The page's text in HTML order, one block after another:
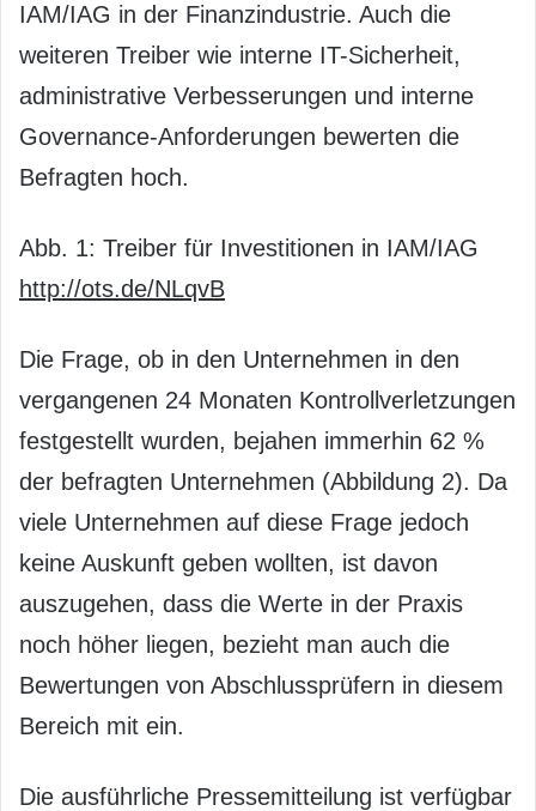
IAM/IAG in der Finanzindustrie. Auch die
weiteren Treiber wie interne IT-Sicherheit,
administrative Verbesserungen und interne
Governance-Anforderungen bewerten die
Befragten hoch.
Abb. 1: Treiber für Investitionen in IAM/IAG
http://ots.de/NLqvB
Die Frage, ob in den Unternehmen in den
vergangenen 24 Monaten Kontrollverletzungen
festgestellt wurden, bejahen immerhin 62 %
der befragten Unternehmen (Abbildung 2). Da
viele Unternehmen auf diese Frage jedoch
keine Auskunft geben wollten, ist davon
auszugehen, dass die Werte in der Praxis
noch höher liegen, bezieht man auch die
Bewertungen von Abschlussprüfern in diesem
Bereich mit ein.
Die ausführliche Pressemitteilung ist verfügbar